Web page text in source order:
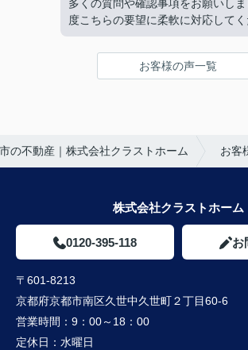
さり、各所に度々足を運んで下さ
ど常に迅速に対応して下さいました
さんのお人柄に、
心から信頼させていただいていま
いと思います。
矢野さんのこれからのご活躍とご健
多くの質問や確認事項をお願いし
度こちらの要望に柔軟に対応してく
気になることは私たちが納得でき
てくださいました。商談の際は、妻
配っていただくなど、
不安も多くありましたが、安心して
社・担当者様でした。
特に担当してくださった中野様、
ありがとうございました。
お客様の声一覧
の不動産｜株式会社クラストホーム お客
株式会社クラストホーム
0120-395-118 お
〒601-8213
京都府京都市南区久世中久世町２丁目60-6
営業時間： 9：00～18：00
定休日： 水曜日